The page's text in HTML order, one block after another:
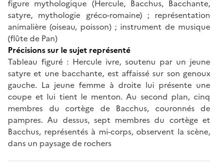
figure mythologique (Hercule, Bacchus, Bacchante,
satyre, mythologie gréco-romaine) ; représentation
animalière (oiseau, poisson) ; instrument de musique
(flûte de Pan)
Précisions sur le sujet représenté
Tableau figuré : Hercule ivre, soutenu par un jeune
satyre et une bacchante, est affaissé sur son genoux
gauche. La jeune femme à droite lui présente une
coupe et lui tient le menton. Au second plan, cinq
membres du cortège de Bacchus, couronnés de
pampres. Au dessus, sept membres du cortège et
Bacchus, représentés à mi-corps, observent la scène,
dans un paysage de rochers